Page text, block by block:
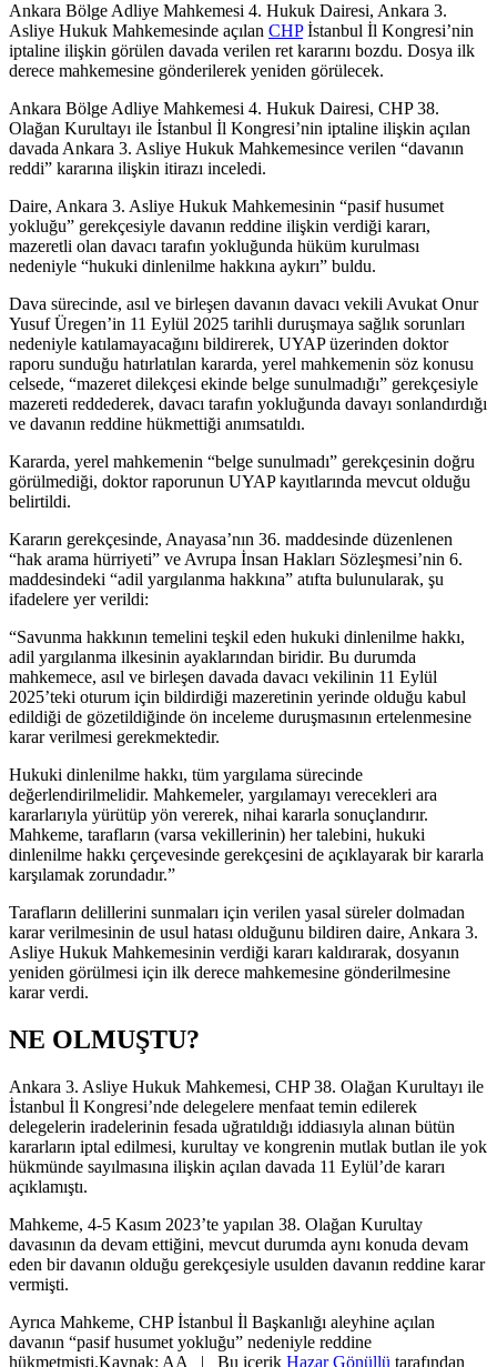
Ankara Bölge Adliye Mahkemesi 4. Hukuk Dairesi, Ankara 3.
Asliye Hukuk Mahkemesinde açılan CHPİstanbul İl Kongresi’nin
iptaline ilişkin görülen davada verilen ret kararını bozdu. Dosya ilk
derece mahkemesine gönderilerek yeniden görülecek.
Ankara Bölge Adliye Mahkemesi 4. Hukuk Dairesi, CHP 38.
Olağan Kurultayı ile İstanbul İl Kongresi’nin iptaline ilişkin açılan
davada Ankara 3. Asliye Hukuk Mahkemesince verilen “davanın
reddi” kararına ilişkin itirazı inceledi.
Daire, Ankara 3. Asliye Hukuk Mahkemesinin “pasif husumet
yokluğu” gerekçesiyle davanın reddine ilişkin verdiği kararı,
mazeretli olan davacı tarafın yokluğunda hüküm kurulması
nedeniyle “hukuki dinlenilme hakkına aykırı” buldu.
Dava sürecinde, asıl ve birleşen davanın davacı vekili Avukat Onur
Yusuf Üregen’in 11 Eylül 2025 tarihli duruşmaya sağlık sorunları
nedeniyle katılamayacağını bildirerek, UYAP üzerinden doktor
raporu sunduğu hatırlatılan kararda, yerel mahkemenin söz konusu
celsede, “mazeret dilekçesi ekinde belge sunulmadığı” gerekçesiyle
mazereti reddederek, davacı tarafın yokluğunda davayı sonlandırdığı
ve davanın reddine hükmettiği anımsatıldı.
Kararda, yerel mahkemenin “belge sunulmadı” gerekçesinin doğru
görülmediği, doktor raporunun UYAP kayıtlarında mevcut olduğu
belirtildi.
Kararın gerekçesinde, Anayasa’nın 36. maddesinde düzenlenen
“hak arama hürriyeti” ve Avrupa İnsan Hakları Sözleşmesi’nin 6.
maddesindeki “adil yargılanma hakkına” atıfta bulunularak, şu
ifadelere yer verildi:
“Savunma hakkının temelini teşkil eden hukuki dinlenilme hakkı,
adil yargılanma ilkesinin ayaklarından biridir. Bu durumda
mahkemece, asıl ve birleşen davada davacı vekilinin 11 Eylül
2025’teki oturum için bildirdiği mazeretinin yerinde olduğu kabul
edildiği de gözetildiğinde ön inceleme duruşmasının ertelenmesine
karar verilmesi gerekmektedir.
Hukuki dinlenilme hakkı, tüm yargılama sürecinde
değerlendirilmelidir. Mahkemeler, yargılamayı verecekleri ara
kararlarıyla yürütüp yön vererek, nihai kararla sonuçlandırır.
Mahkeme, tarafların (varsa vekillerinin) her talebini, hukuki
dinlenilme hakkı çerçevesinde gerekçesini de açıklayarak bir kararla
karşılamak zorundadır.”
Tarafların delillerini sunmaları için verilen yasal süreler dolmadan
karar verilmesinin de usul hatası olduğunu bildiren daire, Ankara 3.
Asliye Hukuk Mahkemesinin verdiği kararı kaldırarak, dosyanın
yeniden görülmesi için ilk derece mahkemesine gönderilmesine
karar verdi.
NE OLMUŞTU?
Ankara 3. Asliye Hukuk Mahkemesi, CHP 38. Olağan Kurultayı ile
İstanbul İl Kongresi’nde delegelere menfaat temin edilerek
delegelerin iradelerinin fesada uğratıldığı iddiasıyla alınan bütün
kararların iptal edilmesi, kurultay ve kongrenin mutlak butlan ile yok
hükmünde sayılmasına ilişkin açılan davada 11 Eylül’de kararı
açıklamıştı.
Mahkeme, 4-5 Kasım 2023’te yapılan 38. Olağan Kurultay
davasının da devam ettiğini, mevcut durumda aynı konuda devam
eden bir davanın olduğu gerekçesiyle usulden davanın reddine karar
vermişti.
Ayrıca Mahkeme, CHP İstanbul İl Başkanlığı aleyhine açılan
davanın “pasif husumet yokluğu” nedeniyle reddine
hükmetmişti.Kaynak: AA | Bu içerik Hazar Gönüllü tarafından